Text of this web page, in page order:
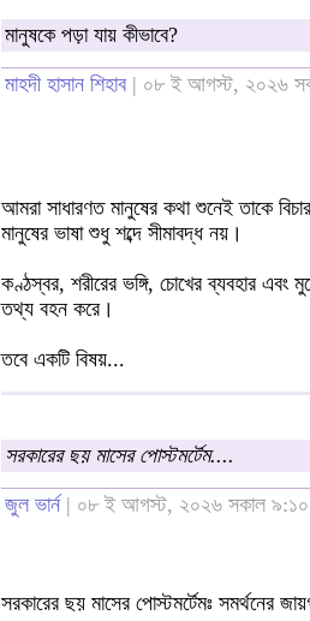
মানুষকে পড়া যায় কীভাবে?
মাহদী হাসান শিহাব | ০৮ ই আগস্ট, ২০২৬
আমরা সাধারণত মানুষের কথা শুনেই তাকে
মানুষের ভাষা শুধু শব্দে সীমাবদ্ধ নয়।
কণ্ঠস্বর, শরীরের ভঙ্গি, চোখের ব্যবহার এবং
তথ্য বহন করে।
তবে একটি বিষয়...
সরকারের ছয় মাসের পোস্টমর্টেম....
জুল ভার্ন | ০৮ ই আগস্ট, ২০২৬ সকাল ৯:১০
সরকারের ছয় মাসের পোস্টমর্টেমঃ সমর্থনের